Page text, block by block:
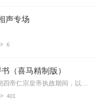
声专场
6
（喜马精制版）
《白眉大侠》讲述了宋朝四帝仁宗皇帝执政期间，以徐良、白云瑞为书胆，包括七侠、大五义、小五义、小七杰等众开封府校尉，在八王赵德芳、包拯、颜查散等清官的支持下，为保...
401